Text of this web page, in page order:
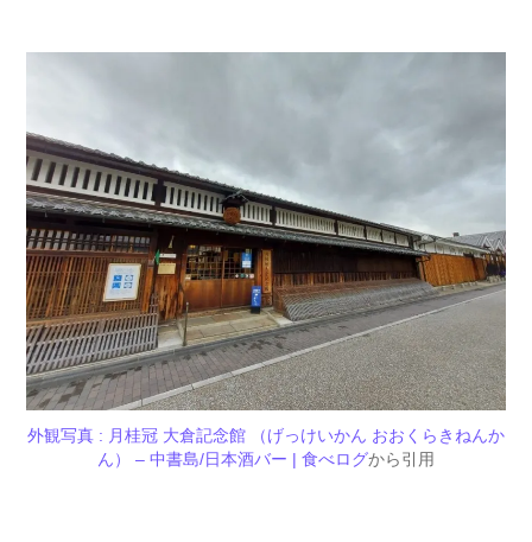
外観写真 : 月桂冠 大倉記念館 （げっけいかん おおくらきねんか
ん） – 中書島/日本酒バー | 食べログから引用